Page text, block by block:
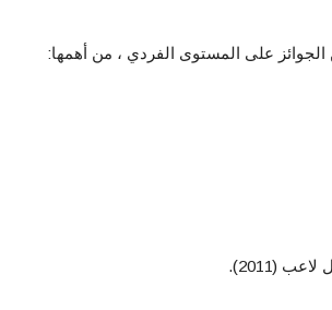
الجوائز على المستوى الفردي ، من أهمها:
(2011).